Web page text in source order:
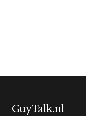
GuyTalk.nl